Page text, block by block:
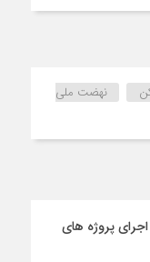
نهضت ملی
پروژه های